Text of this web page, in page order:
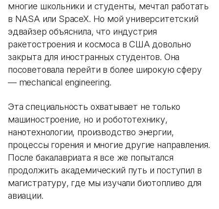
многие школьники и студенты, мечтал работать
в NASA или SpaceX. Но мой университетский
эдвайзер объяснила, что индустрия
ракетостроения и космоса в США довольно
закрыта для иностранных студентов. Она
посоветовала перейти в более широкую сферу
— mechanical engineering.
Эта специальность охватывает не только
машиностроение, но и робототехнику,
нанотехнологии, производство энергии,
процессы горения и многие другие направления.
После бакалавриата я все же попытался
продолжить академический путь и поступил в
магистратуру, где мы изучали биотопливо для
авиации.